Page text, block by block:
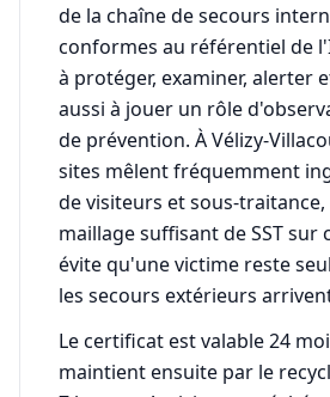
de la chaîne de secours
conformes au référentiel de
à protéger, examiner, alerter
aussi à jouer un rôle
de prévention. À Vélizy-
sites mêlent fréquemment
de visiteurs et sous-
maillage suffisant de SST sur
évite qu'une victime reste
les secours extérieurs
Le certificat est valable 24
maintient ensuite par le